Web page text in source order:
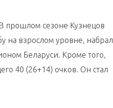
прошлом сезоне Кузнецов
на взрослом уровне, набрал
Беларуси. Кроме того,
40 (26+14) очков. Он стал